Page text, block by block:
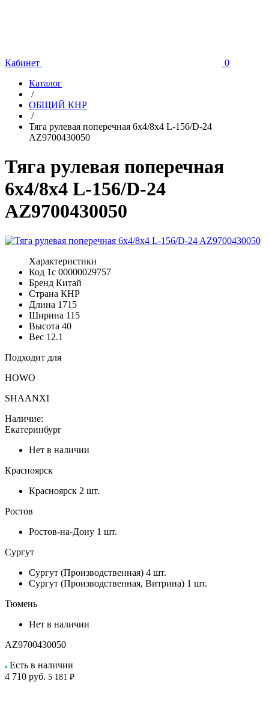
Кабинет
0
Каталог
/
ОБЩИЙ КНР
/
Тяга рулевая поперечная 6х4/8х4 L-156/D-24
AZ9700430050
Тяга рулевая поперечная
6х4/8х4 L-156/D-24
AZ9700430050
Характеристики
Код 1с 00000029757
Бренд Китай
Страна КНР
Длина 1715
Ширина 115
Высота 40
Вес 12.1
Подходит для
HOWO
SHAANXI
Наличие:
Екатеринбург
Нет в наличии
Красноярск
Красноярск 2 шт.
Ростов
Ростов-на-Дону 1 шт.
Сургут
Сургут (Производственная) 4 шт.
Сургут (Производственная, Витрина) 1 шт.
Тюмень
Нет в наличии
AZ9700430050
Есть в наличии
4 710 руб. 5 181 ₽